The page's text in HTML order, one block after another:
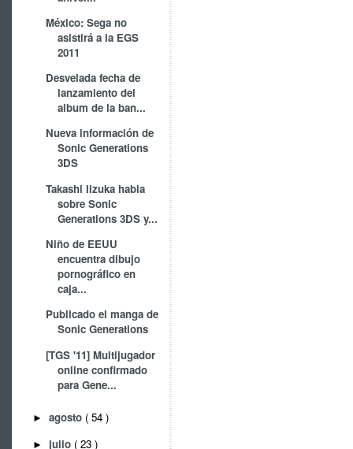
México: Sega no
asistirá a la EGS
2011
Desvelada fecha de
lanzamiento del
album de la ban...
Nueva información de
Sonic Generations
3DS
Takashi Iizuka habla
sobre Sonic
Generations 3DS y...
Niño de EEUU
encuentra dibujo
pornográfico en
caja...
Publicado el manga de
Sonic Generations
[TGS '11] Multijugador
online confirmado
para Gene...
► agosto ( 54 )
► julio ( 23 )